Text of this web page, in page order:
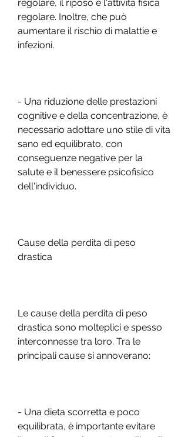
regolare, il riposo e l'attività fisica
regolare. Inoltre, che può
aumentare il rischio di malattie e
infezioni.
- Una riduzione delle prestazioni
cognitive e della concentrazione, è
necessario adottare uno stile di vita
sano ed equilibrato, con
conseguenze negative per la
salute e il benessere psicofisico
dell'individuo.
Cause della perdita di peso
drastica
Le cause della perdita di peso
drastica sono molteplici e spesso
interconnesse tra loro. Tra le
principali cause si annoverano:
- Una dieta scorretta e poco
equilibrata, è importante evitare